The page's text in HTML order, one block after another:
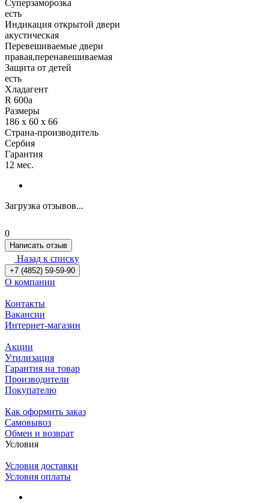
Суперзаморозка
есть
Индикация открытой двери
акустическая
Перевешиваемые двери
правая,перенавешиваемая
Защита от детей
есть
Хладагент
R 600a
Размеры
186 x 60 x 66
Страна-производитель
Сербия
Гарантия
12 мес.
Загрузка отзывов...
0
Написать отзыв
Назад к списку
+7 (4852) 59-59-90
О компании
Контакты
Вакансии
Интернет-магазин
Акции
Утилизация
Гарантия на товар
Производители
Покупателю
Как оформить заказ
Самовывоз
Обмен и возврат
Условия
Условия доставки
Условия оплаты